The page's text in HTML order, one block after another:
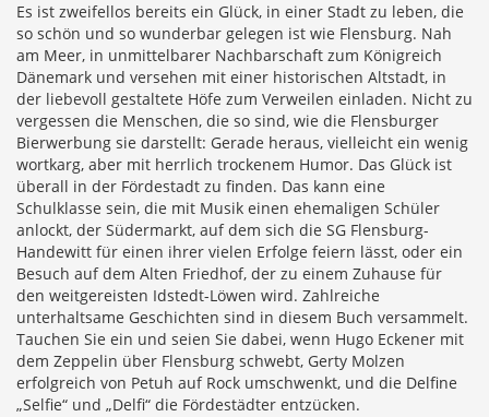
Es ist zweifellos bereits ein Glück, in einer Stadt zu leben, die
so schön und so wunderbar gelegen ist wie Flensburg. Nah
am Meer, in unmittelbarer Nachbarschaft zum Königreich
Dänemark und versehen mit einer historischen Altstadt, in
der liebevoll gestaltete Höfe zum Verweilen einladen. Nicht zu
vergessen die Menschen, die so sind, wie die Flensburger
Bierwerbung sie darstellt: Gerade heraus, vielleicht ein wenig
wortkarg, aber mit herrlich trockenem Humor. Das Glück ist
überall in der Fördestadt zu finden. Das kann eine
Schulklasse sein, die mit Musik einen ehemaligen Schüler
anlockt, der Südermarkt, auf dem sich die SG Flensburg-
Handewitt für einen ihrer vielen Erfolge feiern lässt, oder ein
Besuch auf dem Alten Friedhof, der zu einem Zuhause für
den weitgereisten Idstedt-Löwen wird. Zahlreiche
unterhaltsame Geschichten sind in diesem Buch versammelt.
Tauchen Sie ein und seien Sie dabei, wenn Hugo Eckener mit
dem Zeppelin über Flensburg schwebt, Gerty Molzen
erfolgreich von Petuh auf Rock umschwenkt, und die Delfine
„Selfie“ und „Delfi“ die Fördestädter entzücken.